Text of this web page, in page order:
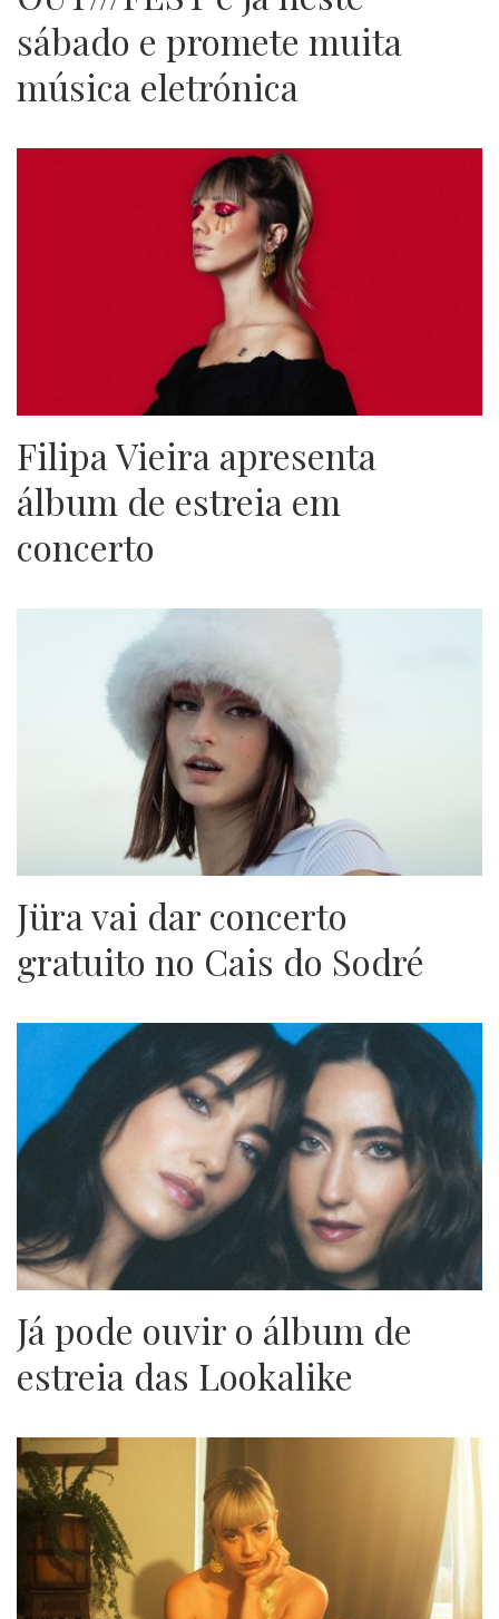
sábado e promete muita
música eletrónica
Filipa Vieira apresenta
álbum de estreia em
concerto
Jüra vai dar concerto
gratuito no Cais do Sodré
Já pode ouvir o álbum de
estreia das Lookalike